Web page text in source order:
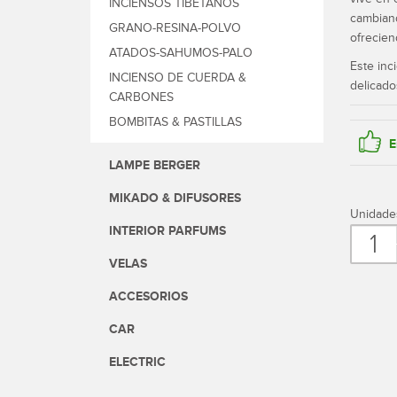
Este
INCIENSOS TIBETANOS
GRANO-RESINA-POLVO
ATADOS-SAHUMOS-PALO
INCIENSO DE CUERDA &
CARBONES
BOMBITAS & PASTILLAS
LAMPE BERGER
MIKADO & DIFUSORES
INTERIOR PARFUMS
VELAS
ACCESORIOS
CAR
ELECTRIC